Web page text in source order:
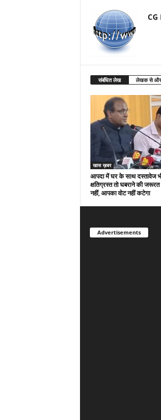
CG
संबंधित लेख लेखक से और
खास ख़बर
आपदा में घर के साथ दस्तावेज
क्षतिग्रस्त तो घबराने की जरूरत
नहीं, आपका वोट नहीं कटेगा
Advertisements